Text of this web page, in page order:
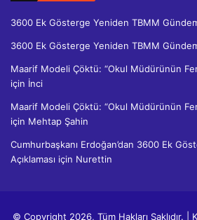
3600 Ek Gösterge Yeniden TBMM
3600 Ek Gösterge Yeniden TBMM
Maarif Modeli Çöktü: “Okul Müdürünün
için İnci
Maarif Modeli Çöktü: “Okul Müdürünün
için Mehtap Şahin
Cumhurbaşkanı Erdoğan’dan 3600 Ek
Açıklaması için Nurettin
© Copyright 2026, Tüm Hakları Saklıdır. |